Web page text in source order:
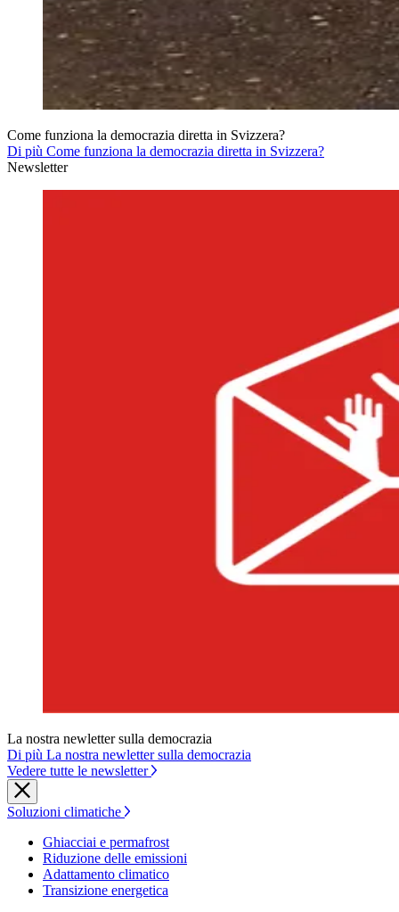
Come funziona la democrazia diretta in Svizzera?
Di più Come funziona la democrazia diretta in Svizzera?
Newsletter
La nostra newletter sulla democrazia
Di più La nostra newletter sulla democrazia
Vedere tutte le newsletter
Soluzioni climatiche
Ghiacciai e permafrost
Riduzione delle emissioni
Adattamento climatico
Transizione energetica